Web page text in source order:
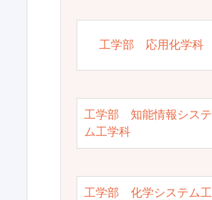
工学部 応用化学科
工学部 知能情報システ
ム工学科
工学部 化学システム工